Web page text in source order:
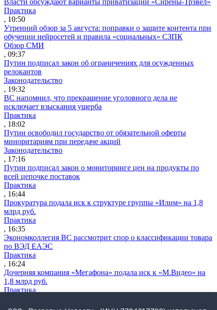
Практика
, 10:50
Утренний обзор за 5 августа: поправки о защите контента при
обучении нейросетей и правила «социальных» СЗПК
Обзор СМИ
, 09:37
Путин подписал закон об ограничениях для осужденных
релокантов
Законодательство
, 19:32
ВС напомнил, что прекращение уголовного дела не
исключает взыскания ущерба
Практика
, 18:02
Путин освободил государство от обязательной оферты
миноритариям при передаче акций
Законодательство
, 17:16
Путин подписал закон о мониторинге цен на продукты по
всей цепочке поставок
Практика
, 16:44
Прокуратура подала иск к структуре группы «Илим» на 1,8
млрд руб.
Практика
, 16:35
Экономколлегия ВС рассмотрит спор о классификации товара
по ВЭД ЕАЭС
Практика
, 16:24
Дочерняя компания «Мегафона» подала иск к «М.Видео» на
1,8 млрд руб.
Практика
СИП проверит отмену патента на систему управления